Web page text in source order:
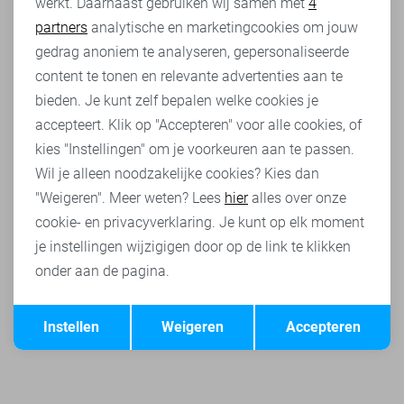
PME legend Jeans
70,00 99,99
PME legend Jeans
84,00
PME legend
Analytische cookies
Marketing cookies
Terug Opslaan
partners analytische en marketingcookies om jouw
gedrag anoniem te analyseren, gepersonaliseerde
content te tonen en relevante advertenties aan te
bieden. Je kunt zelf bepalen welke cookies je
accepteert. Klik op "Accepteren" voor alle cookies, of
kies "Instellingen" om je voorkeuren aan te passen.
Wil je alleen noodzakelijke cookies? Kies dan
"Weigeren". Meer weten? Lees hieralles over onze
cookie- en privacyverklaring. Je kunt op elk moment
je instellingen wijzigigen door op de link te klikken
onder aan de pagina.
Accepteren
Weigeren
Instellen